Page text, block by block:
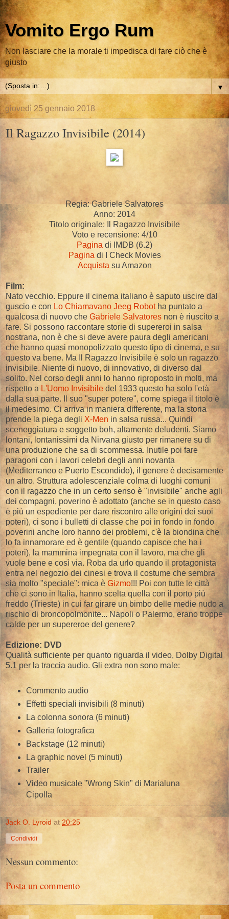
Vomito Ergo Rum
Non lasciare che la morale ti impedisca di fare ciò che è
giusto
▼
giovedì 25 gennaio 2018
Il Ragazzo Invisibile (2014)
Regia: Gabriele Salvatores
Anno: 2014
Titolo originale: Il Ragazzo Invisibile
Voto e recensione: 4/10
Pagina di IMDB (6.2)
Pagina di I Check Movies
Acquista su Amazon
Film:
Nato vecchio. Eppure il cinema italiano è saputo uscire dal
guscio e con Lo Chiamavano Jeeg Robotha puntato a
qualcosa di nuovo che Gabriele Salvatores non è riuscito a
fare. Si possono raccontare storie di supereroi in salsa
nostrana, non è che si deve avere paura degli americani
che hanno quasi monopolizzato questo tipo di cinema, e su
questo va bene. Ma Il Ragazzo Invisibile è solo un ragazzo
invisibile. Niente di nuovo, di innovativo, di diverso dal
solito. Nel corso degli anni lo hanno riproposto in molti, ma
rispetto a L'Uomo Invisibile del 1933 questo ha solo l'età
dalla sua parte. Il suo "super potere", come spiega il titolo è
il medesimo. Ci arriva in maniera differente, ma la storia
prende la piega degli X-Men in salsa russa... Quindi
sceneggiatura e soggetto boh, altamente deludenti. Siamo
lontani, lontanissimi da Nirvana giusto per rimanere su di
una produzione che sa di scommessa. Inutile poi fare
paragoni con i lavori celebri degli anni novanta
(Mediterraneo e Puerto Escondido), il genere è decisamente
un altro. Struttura adolescenziale colma di luoghi comuni
con il ragazzo che in un certo senso è "invisibile" anche agli
dei compagni, poverino è adottato (anche se in questo caso
è più un espediente per dare riscontro alle origini dei suoi
poteri), ci sono i bulletti di classe che poi in fondo in fondo
poverini anche loro hanno dei problemi, c'è la biondina che
lo fa innamorare ed è gentile (quando capisce che ha i
poteri), la mammina impegnata con il lavoro, ma che gli
vuole bene e così via. Roba da urlo quando il protagonista
entra nel negozio dei cinesi e trova il costume che sembra
sia molto "speciale": mica è Gizmo!!! Poi con tutte le città
che ci sono in Italia, hanno scelta quella con il porto più
freddo (Trieste) in cui far girare un bimbo delle medie nudo a
rischio di broncopolmonite... Napoli o Palermo, erano troppe
calde per un supereroe del genere?
Edizione: DVD
Qualità sufficiente per quanto riguarda il video, Dolby Digital
5.1 per la traccia audio. Gli extra non sono male:
Commento audio
Effetti speciali invisibili (8 minuti)
La colonna sonora (6 minuti)
Galleria fotografica
Backstage (12 minuti)
La graphic novel (5 minuti)
Trailer
Video musicale "Wrong Skin" di Marialuna
Cipolla
Jack O. Lyroid at 20:25
Condividi
Nessun commento:
Posta un commento